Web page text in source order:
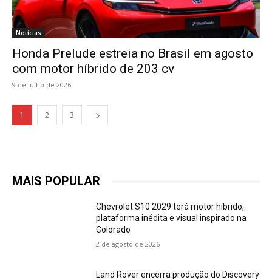
Notícias
Honda Prelude estreia no Brasil em agosto
com motor híbrido de 203 cv
9 de julho de 2026
1 2 3
MAIS POPULAR
Chevrolet S10 2029 terá motor híbrido,
plataforma inédita e visual inspirado na
Colorado
2 de agosto de 2026
Land Rover encerra produção do Discovery